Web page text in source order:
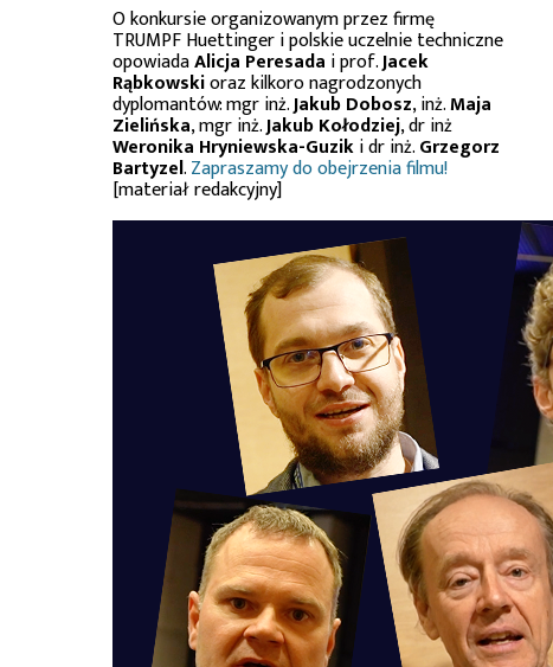
O konkursie organizowanym przez firmę
TRUMPF Huettinger i polskie uczelnie techniczne
opowiadaAlicja Peresada i prof.Jacek
Rąbkowskioraz kilkoro nagrodzonych
dyplomantów: mgr inż.Jakub Dobosz, inż.Maja
Zielińska, mgr inż.Jakub Kołodziej, dr inż
Weronika Hryniewska-Guziki dr inż.Grzegorz
Bartyzel.Zapraszamy do obejrzenia filmu!
[materiał redakcyjny]